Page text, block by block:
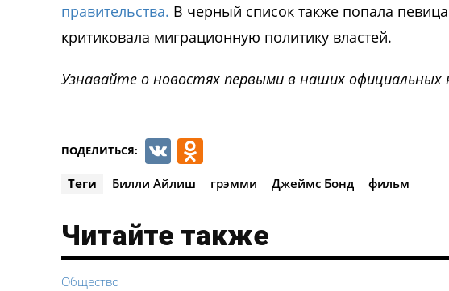
правительства. В черный список также попала
критиковала миграционную политику властей.
Узнавайте о новостях первыми в наших официальных
ПОДЕЛИТЬСЯ: VK
Теги Билли Айлиш грэмми Джеймс Бонд фильм
Читайте также
Общество